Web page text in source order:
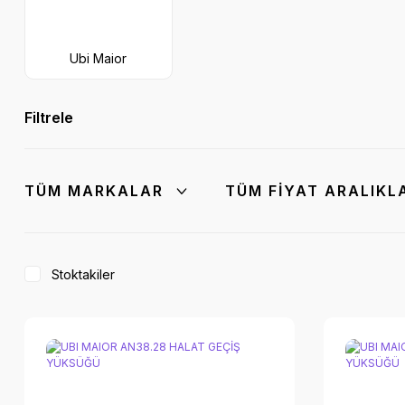
Ubi Maior
Filtrele
TÜM MARKALAR TÜM FIYAT
Stoktakiler